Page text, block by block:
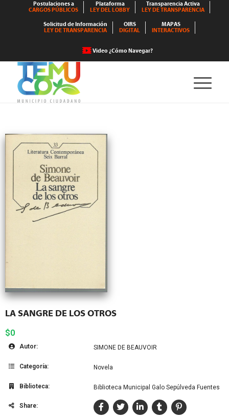
Postulaciones a
CARGOS PÚBLICOS
Plataforma
LEY DEL LOBBY
Transparencia Activa
LEY DE TRANSPARENCIA
Solicitud de Información
LEY DE TRANSPARENCIA
OIRS
DIGITAL
MAPAS
INTERACTIVOS
Video ¿Cómo Navegar?
LA SANGRE DE LOS OTROS
$0
Autor: SIMONE DE BEAUVOIR
Categoría: Novela
Biblioteca: Biblioteca Municipal Galo Sepúlveda Fuentes
Share: